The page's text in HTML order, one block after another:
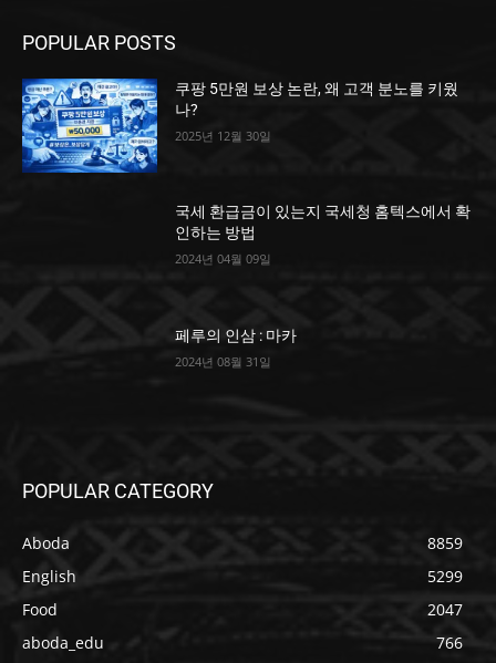
POPULAR POSTS
쿠팡 5만원 보상 논란, 왜 고객 분노를 키웠
나?
2025년 12월 30일
국세 환급금이 있는지 국세청 홈텍스에서 확
인하는 방법
2024년 04월 09일
페루의 인삼 : 마카
2024년 08월 31일
POPULAR CATEGORY
Aboda
8859
English
5299
Food
2047
aboda_edu
766